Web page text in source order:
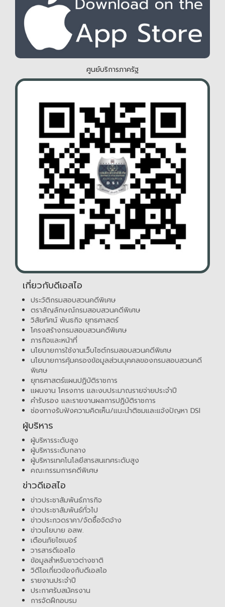
ศูนย์บริการภาครัฐ
เกี่ยวกับดีเอสไอ
ประวัติกรมสอบสวนคดีพิเศษ
ตราสัญลักษณ์กรมสอบสวนคดีพิเศษ
วิสัยทัศน์ พันธกิจ ยุทธศาสตร์
โครงสร้างกรมสอบสวนคดีพิเศษ
ภารกิจและหน้าที่
นโยบายการใช้งานเว็บไซต์กรมสอบสวนคดีพิเศษ
นโยบายการคุ้มครองข้อมูลส่วนบุคคลของกรมสอบสวนคดี
พิเศษ
ยุทธศาสตร์แผนปฏิบัติราชการ
แผนงาน โครงการ และงบประมาณรายจ่ายประจำปี
คำรับรอง และรายงานผลการปฏิบัติราชการ
ช่องทางรับฟังความคิดเห็น/แนะนำติชมและแจ้งปัญหา DSI
ผู้บริหาร
ผู้บริหารระดับสูง
ผู้บริหารระดับกลาง
ผู้บริหารเทคโนโลยีสารสนเทศระดับสูง
คณะกรรมการคดีพิเศษ
ข่าวดีเอสไอ
ข่าวประชาสัมพันธ์ภารกิจ
ข่าวประชาสัมพันธ์ทั่วไป
ข่าวประกวดราคา/จัดซื้อจัดจ้าง
ข่าวนโยบาย อสพ.
เตือนภัยไซเบอร์
วารสารดีเอสไอ
ข้อมูลสำหรับชาวต่างชาติ
วิดีโอเกี่ยวข้องกับดีเอสไอ
รายงานประจำปี
ประกาศรับสมัครงาน
การจัดฝึกอบรม